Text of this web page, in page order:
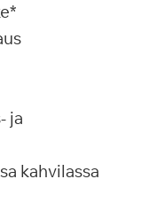
ja
kahvilassa